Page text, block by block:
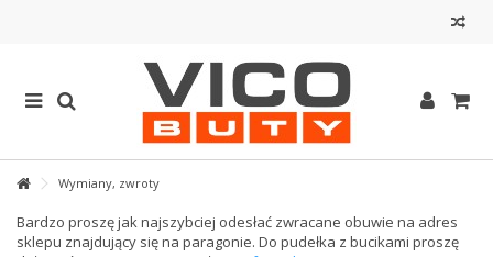
Wymiany, zwroty
Bardzo proszę jak najszybciej odesłać zwracane obuwie na adres
sklepu znajdujący się na paragonie. Do pudełka z bucikami proszę